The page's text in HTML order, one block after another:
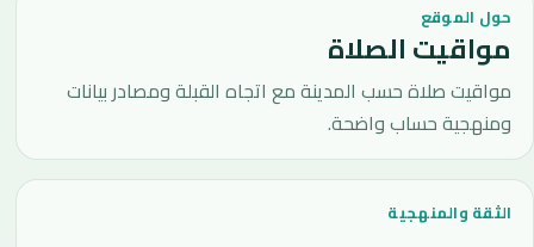
حول الموقع
مواقيت الصلاة
مواقيت صلاة حسب المدينة مع اتجاه القبلة ومصادر بيانات
ومنهجية حساب واضحة.
الثقة والمنهجية